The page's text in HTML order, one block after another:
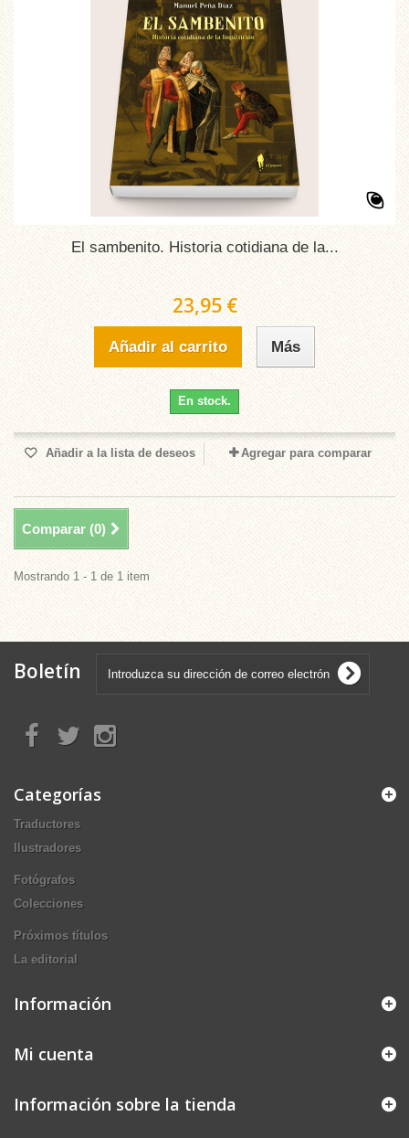
El sambenito. Historia cotidiana de la...
23,95 €
Añadir al carrito Más
En stock.
Añadir a la lista de deseos Agregar para comparar
Comparar (0)
Mostrando 1 - 1 de 1 item
Boletín
Categorías
Traductores
Ilustradores
Fotógrafos
Colecciones
Próximos títulos
La editorial
Información
Mi cuenta
Información sobre la tienda